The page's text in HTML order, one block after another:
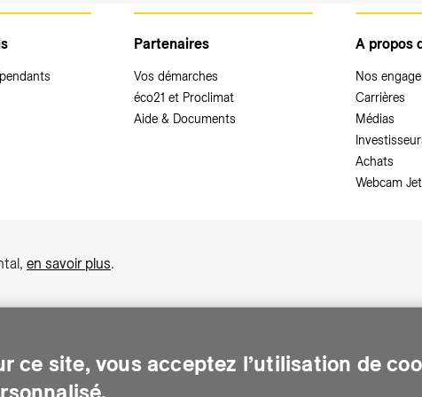
ce site, vous acceptez l’utilisation de
Partenaires
Vos démarches
éco21 et Proclimat
Aide & Documents
A propos
Nos
Carrières
Médias
Achats
Webcam
en savoir plus.
personnes sur le canton de Genève. Chaque jour, elle leur assure des